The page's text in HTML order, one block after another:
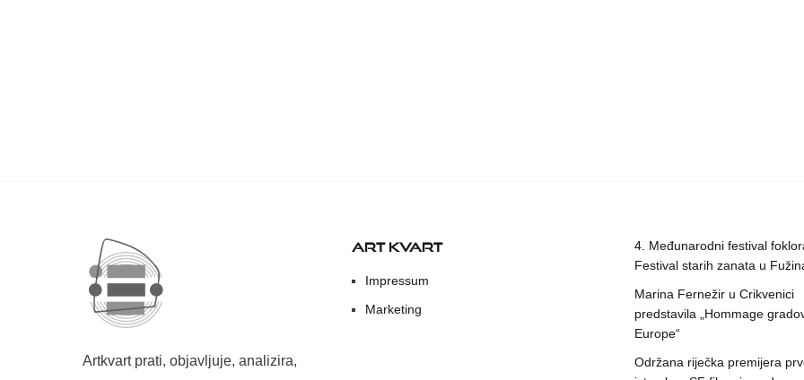
Artkvart prati, objavljuje, analizira,
ART KVART
Impressum
Marketing
4. Međunarodni festival
Festival starih zanata u
Marina Fernežir u Crikvenici
predstavila „Hommage
Europe“
Održana riječka premijera